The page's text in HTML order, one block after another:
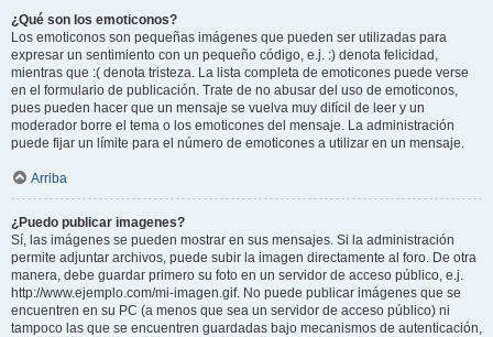
¿Qué son los emoticonos?
Los emoticonos son pequeñas imágenes que pueden ser utilizadas para
expresar un sentimiento con un pequeño código, e.j. :) denota felicidad,
mientras que :( denota tristeza. La lista completa de emoticones puede verse
en el formulario de publicación. Trate de no abusar del uso de emoticonos,
pues pueden hacer que un mensaje se vuelva muy difícil de leer y un
moderador borre el tema o los emoticones del mensaje. La administración
puede fijar un límite para el número de emoticones a utilizar en un mensaje.
Arriba
¿Puedo publicar imagenes?
Sí, las imágenes se pueden mostrar en sus mensajes. Si la administración
permite adjuntar archivos, puede subir la imagen directamente al foro. De otra
manera, debe guardar primero su foto en un servidor de acceso público, e.j.
http://www.ejemplo.com/mi-imagen.gif. No puede publicar imágenes que se
encuentren en su PC (a menos que sea un servidor de acceso público) ni
tampoco las que se encuentren guardadas bajo mecanismos de autenticación,